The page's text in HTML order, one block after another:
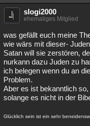
slogi2000
ehemaliges Mitglied
was gefällt euch meine
wie wärs mit dieser-
Satan will sie zerstören,
nurkann dazu Juden zu
ich belegen wenn du an
Problem.
Aber es ist bekanntlich
solange es nicht in der
Glücklich sein ist ein sehr